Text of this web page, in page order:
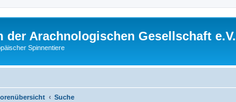
der Arachnologischen Gesellschaft e.V.
Spinnentiere
Suche